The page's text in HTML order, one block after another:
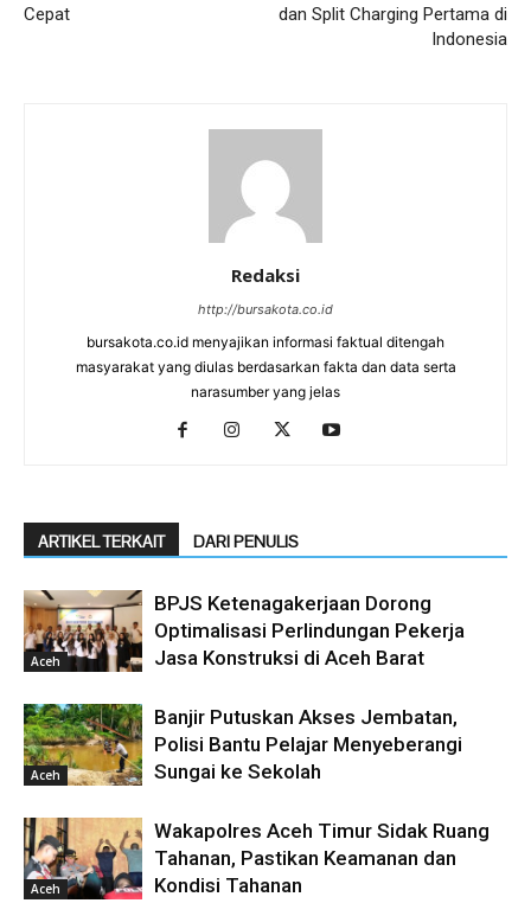
Cepat
dan Split Charging Pertama di
Indonesia
Redaksi
http://bursakota.co.id
bursakota.co.id menyajikan informasi faktual ditengah
masyarakat yang diulas berdasarkan fakta dan data serta
narasumber yang jelas
ARTIKEL TERKAIT DARI PENULIS
Aceh
BPJS Ketenagakerjaan Dorong
Optimalisasi Perlindungan Pekerja
Jasa Konstruksi di Aceh Barat
Aceh
Banjir Putuskan Akses Jembatan,
Polisi Bantu Pelajar Menyeberangi
Sungai ke Sekolah
Aceh
Wakapolres Aceh Timur Sidak Ruang
Tahanan, Pastikan Keamanan dan
Kondisi Tahanan